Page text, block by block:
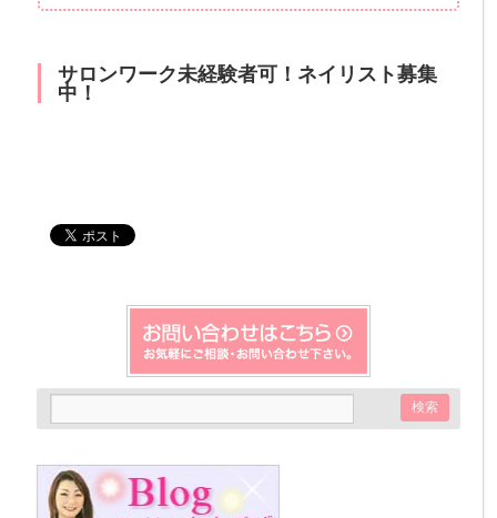
サロンワーク未経験者可！ネイリスト募集
中！